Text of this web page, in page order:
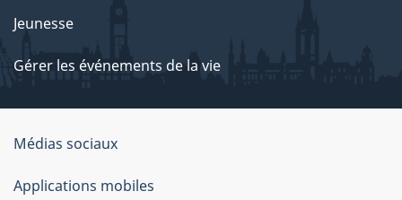
Jeunesse
Gérer les événements de la vie
Organisation
du
Médias sociaux
Applications mobiles